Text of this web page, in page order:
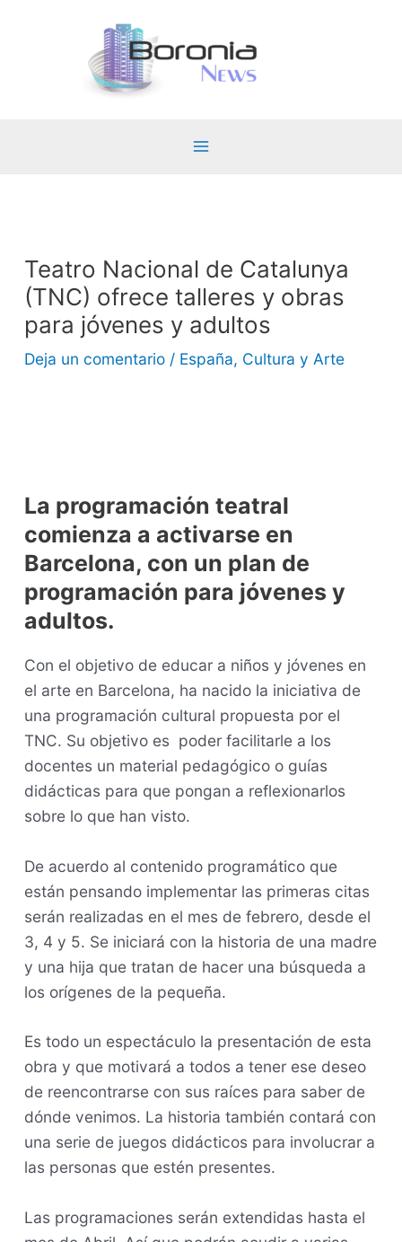
Teatro Nacional de Catalunya
(TNC) ofrece talleres y obras
para jóvenes y adultos
Deja un comentario / España, Cultura y Arte
La programación teatral
comienza a activarse en
Barcelona, con un plan de
programación para jóvenes y
adultos.
Con el objetivo de educar a niños y jóvenes en
el arte en Barcelona, ha nacido la iniciativa de
una programación cultural propuesta por el
TNC. Su objetivo es poder facilitarle a los
docentes un material pedagógico o guías
didácticas para que pongan a reflexionarlos
sobre lo que han visto.
De acuerdo al contenido programático que
están pensando implementar las primeras citas
serán realizadas en el mes de febrero, desde el
3, 4 y 5. Se iniciará con la historia de una madre
y una hija que tratan de hacer una búsqueda a
los orígenes de la pequeña.
Es todo un espectáculo la presentación de esta
obra y que motivará a todos a tener ese deseo
de reencontrarse con sus raíces para saber de
dónde venimos. La historia también contará con
una serie de juegos didácticos para involucrar a
las personas que estén presentes.
Las programaciones serán extendidas hasta el